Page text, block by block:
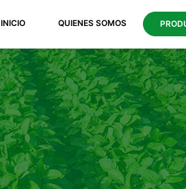
INICIO(current)QUIENES SOMOS